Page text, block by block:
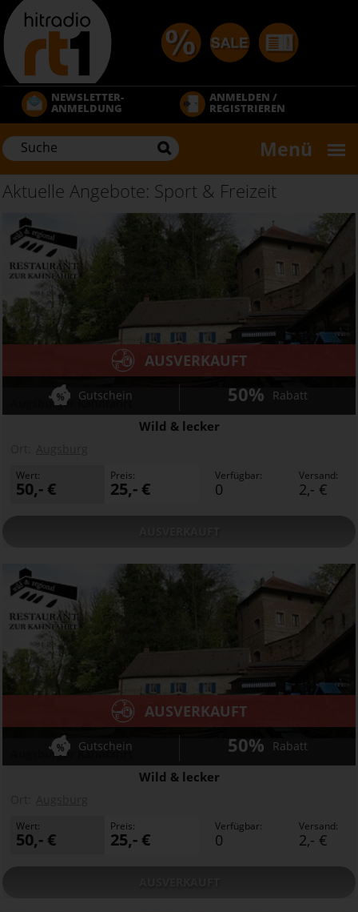
Direkt
zum
Inhalt
NEWSLETTER-
ANMELDUNG
ANMELDEN /
REGISTRIEREN
Menü
Aktuelle Angebote: Sport & Freizeit
Augsburger Kahnfahrt
Wild & lecker
AUSVERKAUFT
Gutschein 50% Rabatt
Wert:
50,- €
Preis:
25,- €
Verfügbar:
0
Versand:
2,- €
Augsburger Kahnfahrt
Wild & lecker
AUSVERKAUFT
Gutschein 50% Rabatt
Wert:
50,- €
Preis:
25,- €
Verfügbar:
0
Versand:
2,- €